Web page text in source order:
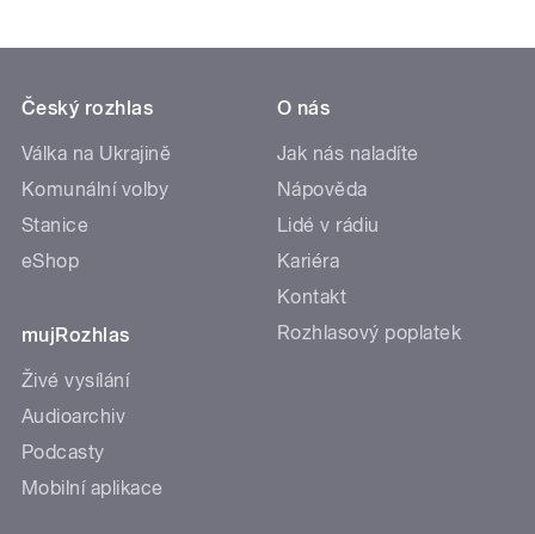
Český rozhlas
Válka na Ukrajině
Komunální volby
Stanice
eShop
mujRozhlas
Živé vysílání
Audioarchiv
Podcasty
Mobilní aplikace
O nás
Jak nás naladíte
Nápověda
Lidé v rádiu
Kariéra
Kontakt
Rozhlasový poplatek